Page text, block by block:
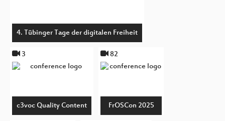
4. Tübinger Tage der digitalen Freiheit
3
c3voc Quality Content
82
FrOSCon 2025